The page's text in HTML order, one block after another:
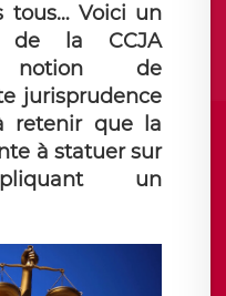
tous… Voici un
de la CCJA
de
jurisprudence
retenir que la
à statuer sur
un